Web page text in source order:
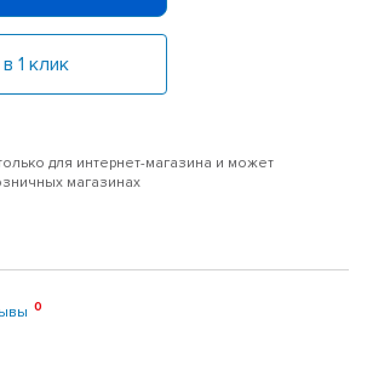
1 клик
для интернет-магазина и может
магазинах